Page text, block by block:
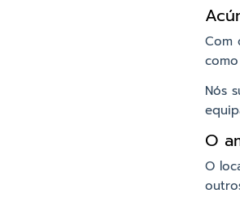
Com
Nós
O
O